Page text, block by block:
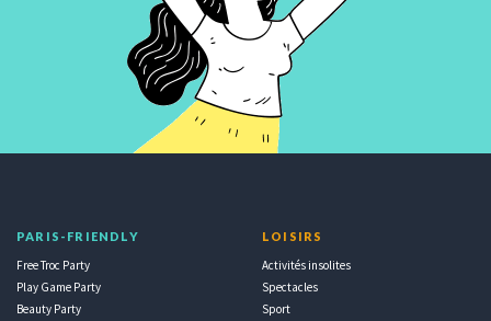
PARIS-FRIENDLY
Free Troc Party
Play Game Party
Beauty Party
LOISIRS
Activités insolites
Spectacles
Sport